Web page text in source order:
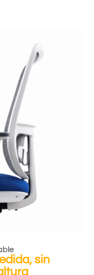
sin